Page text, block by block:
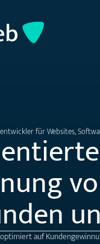
für Websites,
auf